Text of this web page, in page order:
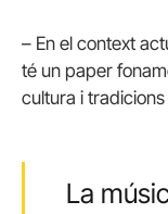
– En el context
té un paper
cultura i
La